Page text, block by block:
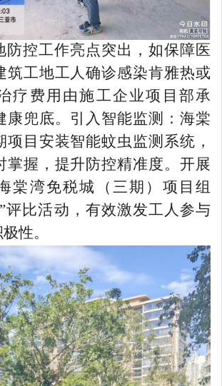
防控工作亮点突出，如保障医
筑工地工人确诊感染肯雅热或
疗费用由施工企业项目部承
康兜底。引入智能监测：海棠
项目安装智能蚊虫监测系统，
掌握，提升防控精准度。开展
棠湾免税城（三期）项目组
评比活动，有效激发工人参与
性。